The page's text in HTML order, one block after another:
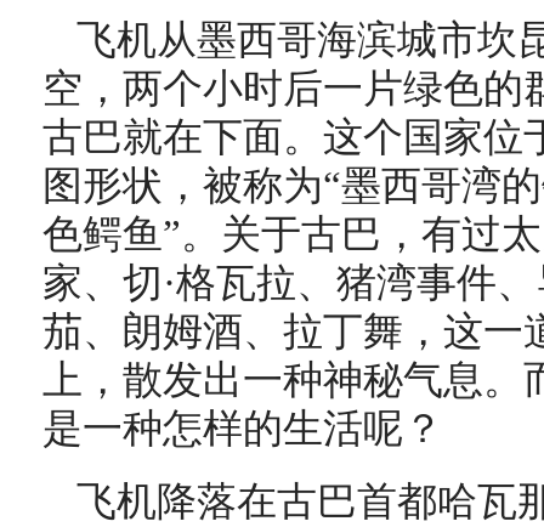
飞机从墨西哥海滨城市坎
空，两个小时后一片绿色的
古巴就在下面。这个国家位
图形状，被称为“墨西哥湾
色鳄鱼”。关于古巴，有过
家、切·格瓦拉、猪湾事件
茄、朗姆酒、拉丁舞，这一
上，散发出一种神秘气息
是一种怎样的生活呢？
飞机降落在古巴首都哈瓦